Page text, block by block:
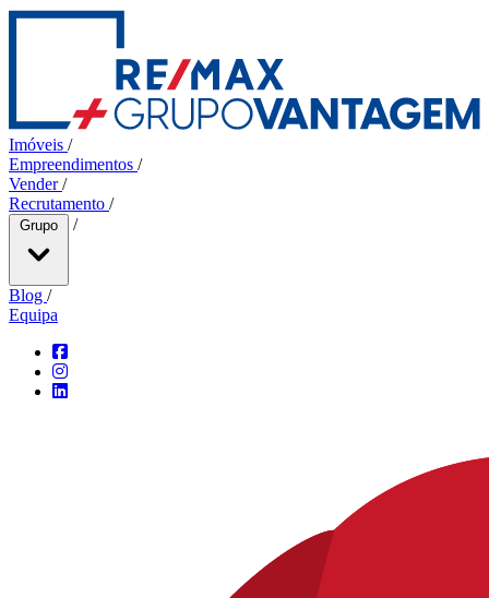
Imóveis /
Empreendimentos /
Vender/
Recrutamento /
Grupo /
Blog /
Equipa